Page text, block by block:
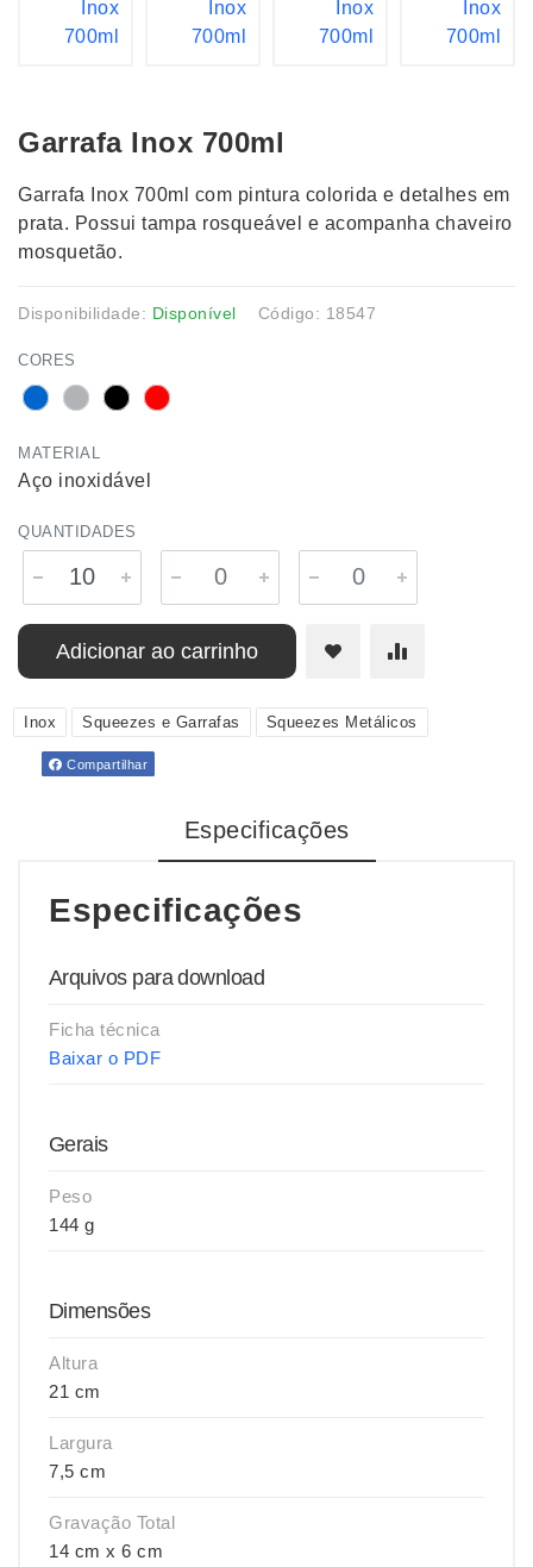
Garrafa Inox 700ml
Garrafa Inox 700ml com pintura colorida e detalhes em
prata. Possui tampa rosqueável e acompanha chaveiro
mosquetão.
Disponibilidade: Disponível Código: 18547
CORES
MATERIAL
Aço inoxidável
QUANTIDADES
Adicionar ao carrinho
Inox Squeezes e Garrafas Squeezes Metálicos
Compartilhar
Especificações
Especificações
Arquivos para download
Ficha técnica
Baixar o PDF
Gerais
Peso
144 g
Dimensões
Altura
21 cm
Largura
7,5 cm
Gravação Total
14 cm x 6 cm